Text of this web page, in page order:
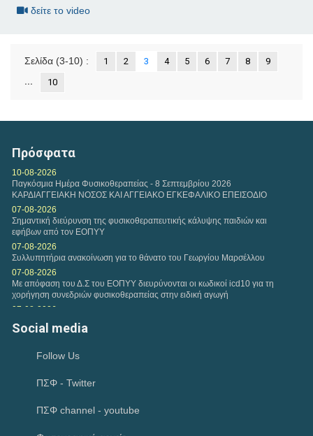
δείτε το video
Σελίδα (3-10) : 1 2 3 4 5 6 7 8
9
...
10
Πρόσφατα
10-08-2026
Παγκόσμια Ημέρα Φυσικοθεραπείας - 8 Σεπτεμβρίου 2026
ΚΑΡΔΙΑΓΓΕΙΑΚΗ ΝΟΣΟΣ ΚΑΙ ΑΓΓΕΙΑΚΟ ΕΓΚΕΦΑΛΙΚΟ ΕΠΕΙΣΟΔΙΟ
07-08-2026
Σημαντική διεύρυνση της φυσικοθεραπευτικής κάλυψης παιδιών και
εφήβων από τον ΕΟΠΥΥ
07-08-2026
Συλλυπητήρια ανακοίνωση για το θάνατο του Γεωργίου Μαρσέλλου
07-08-2026
Με απόφαση του Δ.Σ του ΕΟΠΥΥ διευρύνονται οι κωδικοί icd10 για τη
χορήγηση συνεδριών φυσικοθεραπείας στην ειδική αγωγή
07-08-2026
Μνημόνιο Συνεργασίας μεταξύ του Υπουργείου Ψηφιακής Διακυβέρνησης
και Τεχνητής Νοημοσύνης και του Πανελλήνιου...
Συνάντηση αντιπροσωπείας του Κ.Δ.Σ με τον Υφυπουργό Παιδείας
04-08-2026
02-08-2026
παρέμβαση και τον προσωπικό βοηθό και παρέμβαση για την...
Social media
Follow Us
ΠΣΦ - Twitter
ΠΣΦ channel - youtube